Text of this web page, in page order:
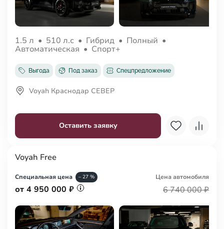
1.5 л • 510 л.с • Гибрид • Полный •
Автоматическая • Спорт+
Выгода Под заказ Спецпредложение
Оставить заявку
Voyah Краснодар СЕВЕР
Voyah Free
Специальная цена – 27 %
от 4 950 000 ₽
Цена автомобиля
6 740 000 ₽